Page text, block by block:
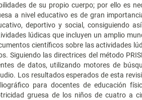
de su propio cuerpo; por ello es
a nivel educativo es de gran
deportivo y social, consiguiendo
lúdicas que incluyen un amplio
científicos sobre las actividades
Siguiendo las directrices del método
de datos, utilizando motores de
Los resultados esperados de esta
para docentes de educación
gruesa de los niños de cuatro a